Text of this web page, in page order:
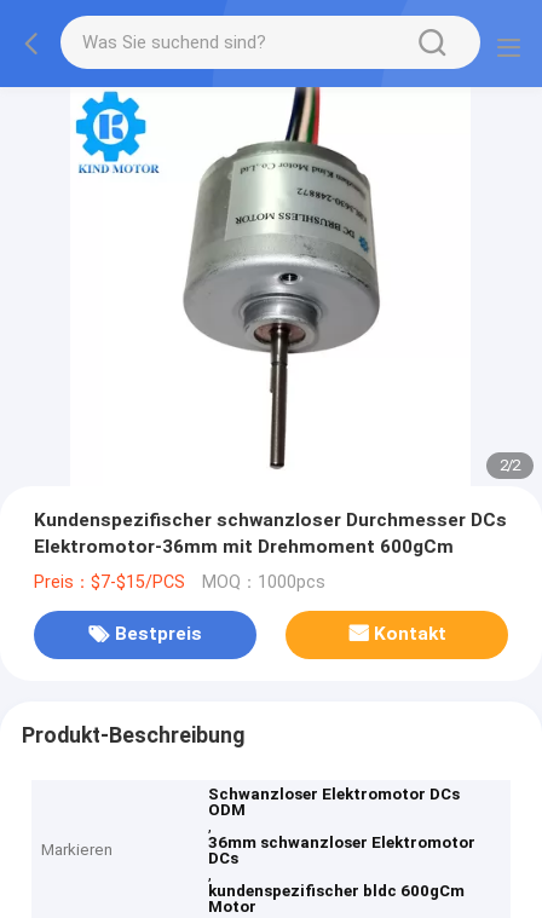
2/2
Kundenspezifischer schwanzloser Durchmesser DCs
Elektromotor-36mm mit Drehmoment 600gCm
Preis：$7-$15/PCS MOQ：1000pcs
Bestpreis Kontakt
Produkt-Beschreibung
Markieren
Schwanzloser Elektromotor DCs
ODM
,
36mm schwanzloser Elektromotor
DCs
,
kundenspezifischer bldc 600gCm
Motor